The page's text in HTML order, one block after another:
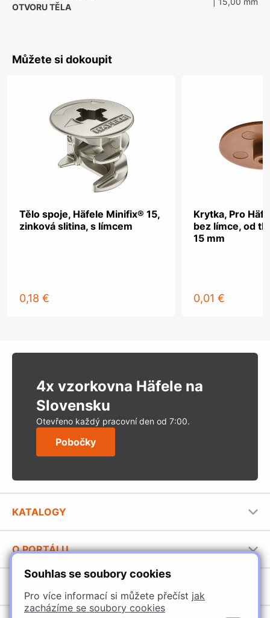
Souhlas se soubory cookies
Pro více informací si můžete přečíst jak
zacházíme se soubory cookies
OTVORU TĚLA
Můžete si dokoupit
Tělo spoje, Häfele Minifix® 15,
zinková slitina, s límcem
0,18 €
Krytka, Pro
bez límce, od
15 mm
0,01 €
4x vzorkovna Häfele na
Slovensku
Otevřeno každý pracovní den od 7:00.
Pobočky
KATALOGY
Stavební katalog Häfele
Brožury Häfele
O PORTÁLU
Provozovatel portálu
Jak používat portál
Úchytky